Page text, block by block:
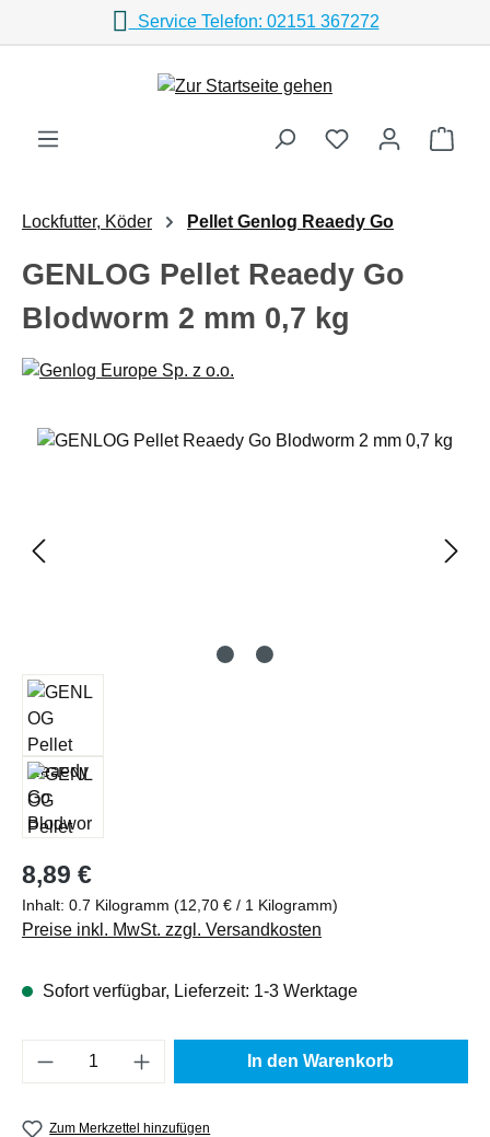
Zum Hauptinhalt springenService Telefon: 02151 367272
Lockfutter, Köder Pellet Genlog Reaedy Go
GENLOG Pellet Reaedy Go
Blodworm 2 mm 0,7 kg
Bildergalerie überspringen
Regulärer Preis:
8,89 €
Inhalt: 0.7 Kilogramm (12,70 € / 1 Kilogramm)
Preise inkl. MwSt. zzgl. Versandkosten
Sofort verfügbar, Lieferzeit: 1-3 Werktage
Produkt Anzahl: Gib den gewünschten
In den Warenkorb
Zum Merkzettel hinzufügen